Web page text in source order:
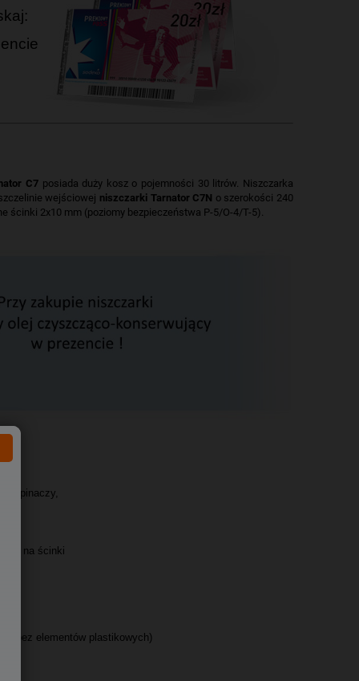
C7posiada duży kosz o pojemności 30 litrów. Niszczarka
wejściowej niszczarki Tarnator C7N o szerokości 240
ścinki 2x10 mm (poziomy bezpieczeństwa P-5/O-4/T-5).
spinaczy,
na ścinki
(bez elementów plastikowych)